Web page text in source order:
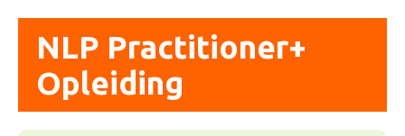
NLP Practitioner+
Opleiding